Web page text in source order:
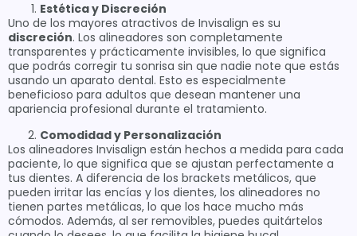
Estética y Discreción
Uno de los mayores atractivos de Invisalign es su
discreción. Los alineadores son completamente
transparentes y prácticamente invisibles, lo que significa
que podrás corregir tu sonrisa sin que nadie note que estás
usando un aparato dental. Esto es especialmente
beneficioso para adultos que desean mantener una
apariencia profesional durante el tratamiento.
Comodidad y Personalización
Los alineadores Invisalign están hechos a medida para cada
paciente, lo que significa que se ajustan perfectamente a
tus dientes. A diferencia de los brackets metálicos, que
pueden irritar las encías y los dientes, los alineadores no
tienen partes metálicas, lo que los hace mucho más
cómodos. Además, al ser removibles, puedes quitártelos